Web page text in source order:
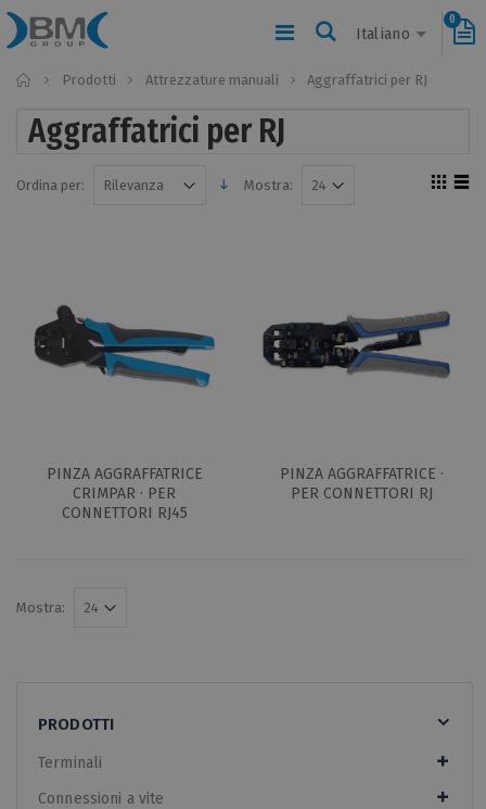
Italiano
0
Home
Prodotti Attrezzature manuali Aggraffatrici per RJ
Aggraffatrici per RJ
Ordina per: Mostra:
PINZA AGGRAFFATRICE
CRIMPAR · PER
CONNETTORI RJ45
PINZA AGGRAFFATRICE ·
PER CONNETTORI RJ
Mostra:
PRODOTTI
Terminali
Connessioni a vite